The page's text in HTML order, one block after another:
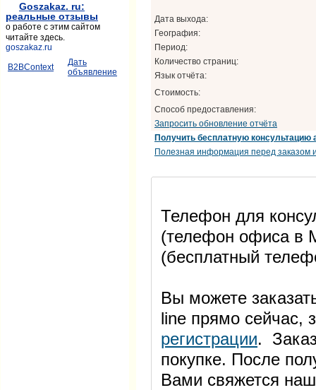
Дата выхода:
География:
Период:
Количество страниц:
Язык отчёта:
Стоимость:
Способ предоставления:
Запросить обновление отчёта
Получить бесплатную консультацию
Полезная информация перед заказом
Телефон для
(телефон офиса в
(бесплатный
Вы можете
line прямо
регистрации.
покупке. После
Вами свяжется
Goszakaz. ru:
реальные отзывы
о работе с этим сайтом
читайте здесь.
goszakaz.ru
B2BContext
Дать
объявление